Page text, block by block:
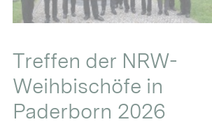
Treffen der NRW-
Weihbischöfe in
Paderborn 2026